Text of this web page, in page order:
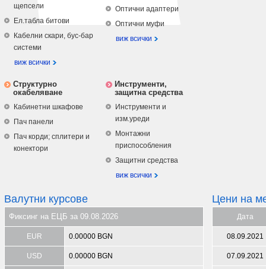
щепсели
Ел.табла битови
Кабелни скари, бус-бар
системи
виж всички
Оптични адаптери
Оптични муфи
виж всички
Структурно
окабеляване
Кабинетни шкафове
Пач панели
Пач корди; сплитери и
конектори
Инструменти,
защитна средства
Инструменти и
изм.уреди
Монтажни
приспособления
Защитни средства
виж всички
Валутни курсове
Фиксинг на ЕЦБ за 09.08.2026
EUR 0.00000 BGN
USD 0.00000 BGN
Цени на
Дата
08.09.2021
07.09.2021